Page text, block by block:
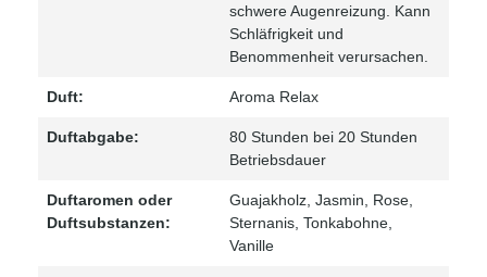
schwere Augenreizung. Kann
Schläfrigkeit und
Benommenheit verursachen.
Duft: Aroma Relax
Duftabgabe:
80 Stunden bei 20 Stunden
Betriebsdauer
Duftaromen oder
Duftsubstanzen:
Guajakholz , Jasmin , Rose
Sternanis , Tonkabohne
Vanille